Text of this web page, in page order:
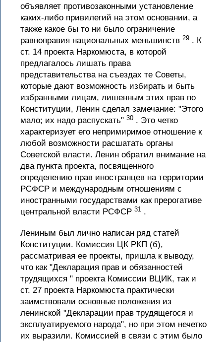
объявляет противозаконными установление
каких-либо привилегий на этом основании, а
также какое бы то ни было ограничение
равноправия национальных меньшинств 29 . К
ст. 14 проекта Наркомюста, в которой
предлагалось лишать права
представительства на съездах те Советы,
которые дают возможность избирать и быть
избранными лицам, лишенным этих прав по
Конституции, Ленин сделал замечание: "Этого
мало; их надо распускать" 30 . Это четко
характеризует его непримиримое отношение к
любой возможности расшатать органы
Советской власти. Ленин обратил внимание на
два пункта проекта, посвященного
определению прав иностранцев на территории
РСФСР и международным отношениям с
иностранными государствами как прерогативе
центральной власти РСФСР 31 .
Лениным был лично написан ряд статей
Конституции. Комиссия ЦК РКП (б),
рассматривая ее проекты, пришла к выводу,
что как "Декларация прав и обязанностей
трудящихся " проекта Комиссии ВЦИК, так и
ст. 27 проекта Наркомюста практически
заимствовали основные положения из
ленинской "Декларации прав трудящегося и
эксплуатируемого народа", но при этом нечетко
их выразили. Комиссией в связи с этим было